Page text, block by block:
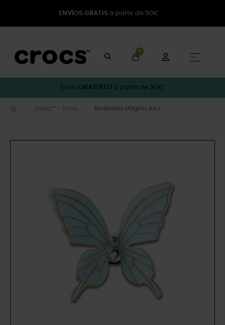
ENVÍOS GRATIS a partir de 50€
0
☰
Envio GRATUITO a partir de 50€.
Jibbitz™ - Pines Borboleta Mágica Azul